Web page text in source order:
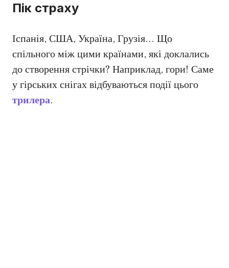
Пік страху
Іспанія, США, Україна, Грузія… Що
спільного між цими країнами, які доклались
до створення стрічки? Наприклад, гори! Саме
у гірських снігах відбуваються події цього
трилера.